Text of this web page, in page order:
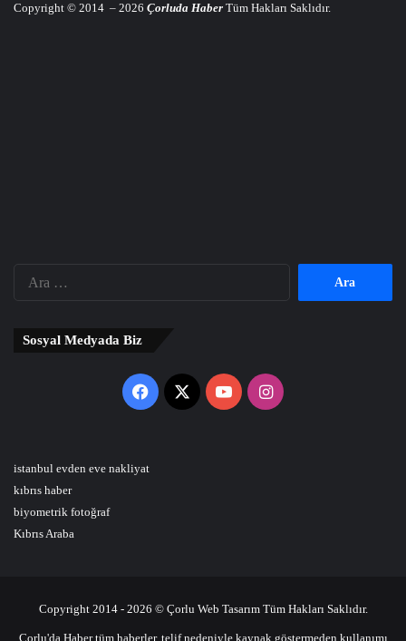
Copyright © 2014 – 2026 Çorluda Haber Tüm Hakları Saklıdır.
Sosyal Medyada Biz
Facebook
X YouTubeInstagram
istanbul evden eve nakliyat
kıbrıs haber
biyometrik fotoğraf
Kıbrıs Araba
Copyright 2014 - 2026 © Çorlu Web Tasarım Tüm Hakları Saklıdır.
Çorlu'da Haber tüm haberler, telif nedeniyle kaynak göstermeden kullanımı